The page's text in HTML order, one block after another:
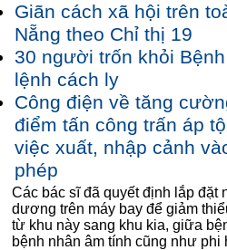
Giãn cách xã hội trên
Nẵng theo Chỉ thị 19
30 người trốn khỏi
lệnh cách ly
Công điện về tăng
điểm tấn công trấn áp
việc xuất, nhập cảnh
phép
Các bác sĩ đã quyết định lắp đặt
dương trên máy bay để giảm
từ khu này sang khu kia, giữa
bệnh nhân âm tính cũng như phi